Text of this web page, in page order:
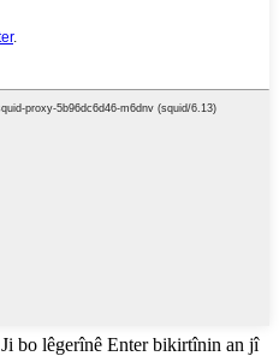
Ji bo lêgerînê Enter bikirtînin an jî